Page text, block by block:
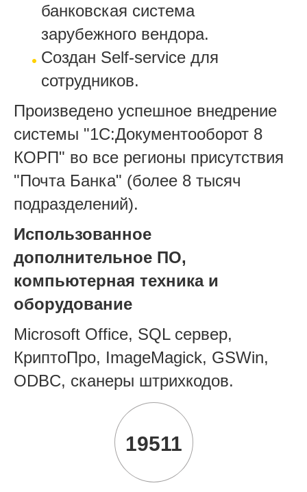
банковская система
зарубежного вендора.
Создан Self-service для
сотрудников.
Произведено успешное внедрение
системы "1С:Документооборот 8
КОРП" во все регионы присутствия
"Почта Банка" (более 8 тысяч
подразделений).
Использованное
дополнительное ПО,
компьютерная техника и
оборудование
Microsoft Office, SQL сервер,
КриптоПро, ImageMagick, GSWin,
ODBC, сканеры штрихкодов.
19511